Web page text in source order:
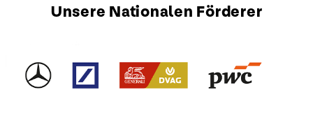
Unsere Nationalen Förderer